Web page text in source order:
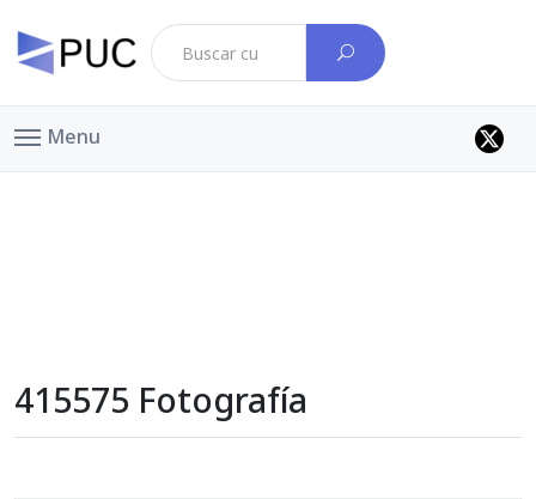
Menu
415575 Fotografía